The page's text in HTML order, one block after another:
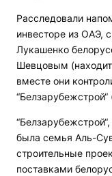
Расследовали
инвесторе из ОАЭ,
Лукашенко
Шевцовым
вместе они
была семья Аль-
строительные
поставками